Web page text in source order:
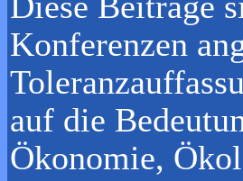
Konferenzen
auf die
Ökonomie,